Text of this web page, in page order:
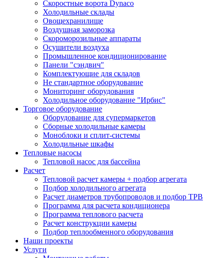
Скоростные ворота Dynaco
Холодильные склады
Овощехранилище
Воздушная заморозка
Скороморозильные аппараты
Осушители воздуха
Промышленное кондиционирование
Панели "сэндвич"
Комплектующие для складов
Не стандартное оборудование
Мониторинг оборудования
Холодильное оборудование "Ирбис"
Торговое оборудование
Оборудование для супермаркетов
Сборные холодильные камеры
Моноблоки и сплит-системы
Холодильные шкафы
Тепловые насосы
Тепловой насос для бассейна
Расчет
Тепловой расчет камеры + подбор агрегата
Подбор холодильного агрегата
Расчет диаметров трубопроводов и подбор ТРВ
Программа для расчета кондиционера
Программа теплового расчета
Расчет конструкции камеры
Подбор теплообменного оборудования
Наши проекты
Услуги